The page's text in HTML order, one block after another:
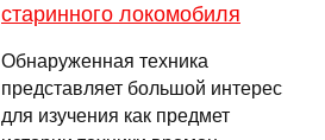
старинного локомобиля
Обнаруженная техника
представляет большой интерес
для изучения как предмет